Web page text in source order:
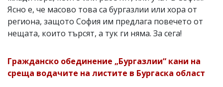
Ясно е, че масово това са бургазлии или хора от
региона, защото София им предлага повечето от
нещата, които търсят, а тук ги няма. За сега!
Гражданско обединение „Бургазлии“ кани на
среща водачите на листите в Бургаска област